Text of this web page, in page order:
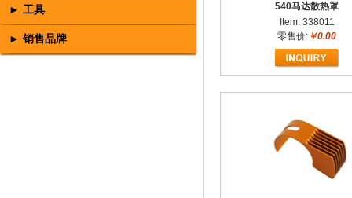
► 工具
► 销售品牌
540马达散热罩
Item: 338011
零售价: ￥0.00